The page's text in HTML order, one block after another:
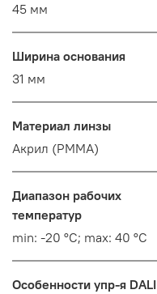
45 мм
Ширина основания
31 мм
Материал линзы
Акрил (PMMA)
Диапазон рабочих
температур
min: -20 °C; max: 40 °C
Особенности упр-я DALI